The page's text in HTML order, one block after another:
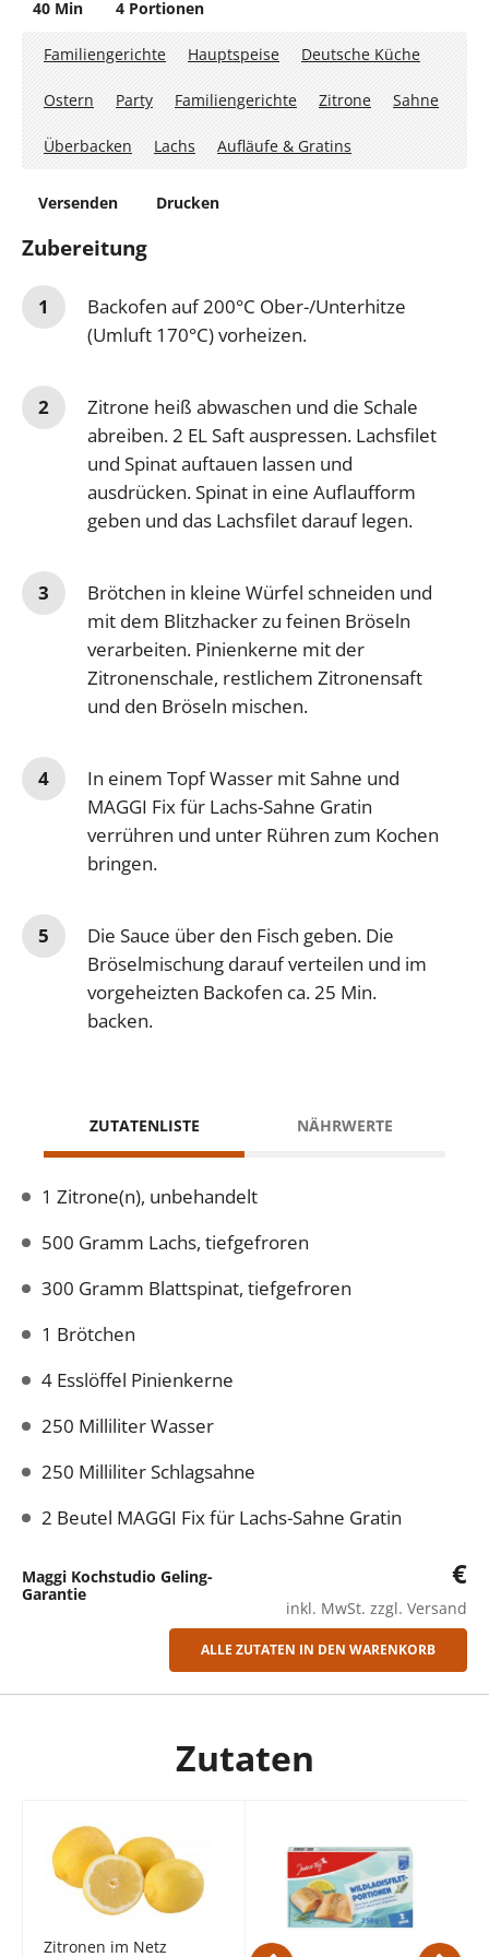
40 Min 4 Portionen
Familiengerichte Hauptspeise Deutsche Küche
Ostern Party Familiengerichte Zitrone Sahne
Überbacken Lachs Aufläufe & Gratins
Versenden Drucken
Zubereitung
Backofen auf 200°C Ober-/Unterhitze
(Umluft 170°C) vorheizen.
Zitrone heiß abwaschen und die Schale
abreiben. 2 EL Saft auspressen. Lachsfilet
und Spinat auftauen lassen und
ausdrücken. Spinat in eine Auflaufform
geben und das Lachsfilet darauf legen.
Brötchen in kleine Würfel schneiden und
mit dem Blitzhacker zu feinen Bröseln
verarbeiten. Pinienkerne mit der
Zitronenschale, restlichem Zitronensaft
und den Bröseln mischen.
In einem Topf Wasser mit Sahne und
MAGGI Fix für Lachs-Sahne Gratin
verrühren und unter Rühren zum Kochen
bringen.
Die Sauce über den Fisch geben. Die
Bröselmischung darauf verteilen und im
vorgeheizten Backofen ca. 25 Min.
backen.
ZUTATENLISTE NÄHRWERTE
1 Zitrone(n), unbehandelt
500 Gramm Lachs, tiefgefroren
300 Gramm Blattspinat, tiefgefroren
1 Brötchen
4 Esslöffel Pinienkerne
250 Milliliter Wasser
250 Milliliter Schlagsahne
2 Beutel MAGGI Fix für Lachs-Sahne Gratin
Maggi Kochstudio Geling-
Garantie
€
inkl. MwSt. zzgl. Versand
ALLE ZUTATEN IN DEN WARENKORB
Zutaten
Zitronen im Netz